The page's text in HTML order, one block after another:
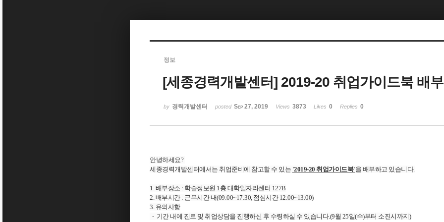
정보
[세종경력개발센터] 2019-20 취업가이드북 배
by 경력개발센터 posted Sep 27, 2019 Views 3873 Likes 0 Replies 0
안녕하세요?
세종경력개발센터에서는 취업준비에 참고할 수 있는 '2019-20 취업가이드북'을 배부하고 있습니다.
1. 배부장소 : 학술정보원 1층 대학일자리센터 127B
2. 배부시간 : 근무시간 내(09:00~17:30, 점심시간 12:00~13:00)
3. 유의사항
- 기간 내에 진로 및 취업상담을 진행하신 후 수령하실 수 있습니다.(9월 25일(수)부터 소진시까지)
Sketchbook5, 스케치북5
Sketchbook5, 스케치북5